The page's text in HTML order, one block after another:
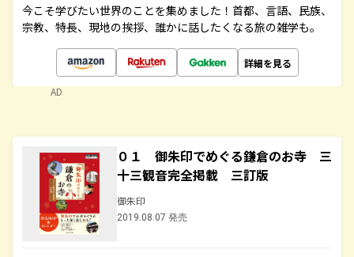
今こそ学びたい世界のことを集めました！首都、言語、民族、
宗教、特長、現地の挨拶、誰かに話したくなる旅の雑学も。
詳細を見る
AD
０１ 御朱印でめぐる鎌倉のお寺 三
十三観音完全掲載 三訂版
御朱印
2019.08.07 発売